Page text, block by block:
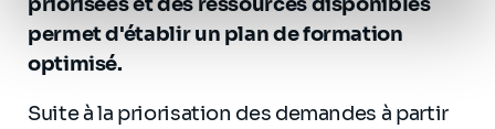
Politique de protection des données à caractère
personnel.
permet d'établir un plan de formation
optimisé.
Suite à la priorisation des demandes à partir